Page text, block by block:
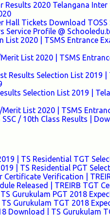
Results 2020 Telangana
Hall Tickets Download
Service Profile @
2020 | TSMS Entrance
List 2020 | TSMS
Results Selection List 2019
Selection List 2019 |
List 2020 | TSMS
/ 10th Class Results |
| TS Residential TGT
| TS Residential PGT
Certificate Verification |
Released | TREIRB TGT
Gurukulam PGT 2018
Gurukulam TGT 2018
Download | TS Gurukulam